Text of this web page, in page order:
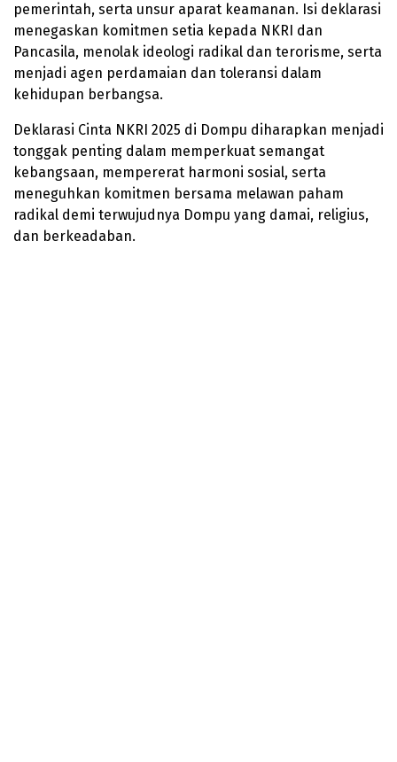
pemerintah, serta unsur aparat keamanan. Isi deklarasi
menegaskan komitmen setia kepada NKRI dan
Pancasila, menolak ideologi radikal dan terorisme, serta
menjadi agen perdamaian dan toleransi dalam
kehidupan berbangsa.
Deklarasi Cinta NKRI 2025 di Dompu diharapkan menjadi
tonggak penting dalam memperkuat semangat
kebangsaan, mempererat harmoni sosial, serta
meneguhkan komitmen bersama melawan paham
radikal demi terwujudnya Dompu yang damai, religius,
dan berkeadaban.